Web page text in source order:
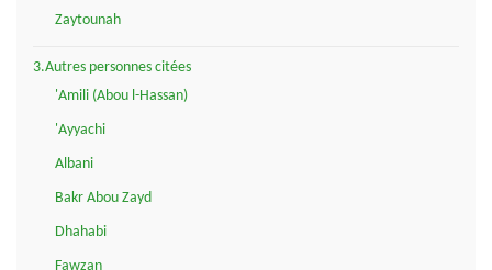
Zaytounah
3.Autres personnes citées
'Amili (Abou l-Hassan)
'Ayyachi
Albani
Bakr Abou Zayd
Dhahabi
Fawzan